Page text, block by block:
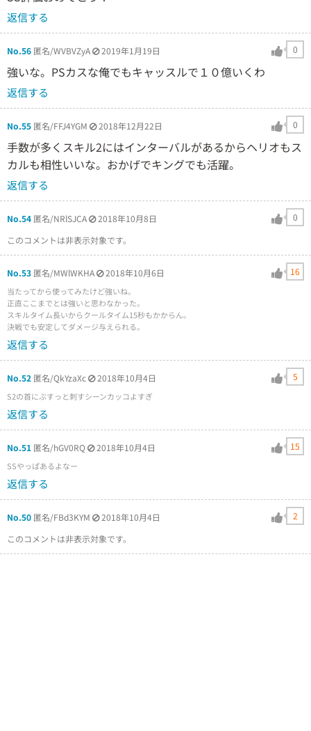
返信する
No.56 匿名/WVBVZyA 2019年1月19日 0
強いな。PSカスな俺でもキャッスルで１０億いくわ
返信する
No.55 匿名/FFJ4YGM 2018年12月22日 0
手数が多くスキル2にはインターバルがあるからヘリオもス
カルも相性いいな。おかげでキングでも活躍。
返信する
No.54 匿名/NRlSJCA 2018年10月8日
0
このコメントは非表示対象です。
No.53 匿名/MWlWKHA 2018年10月6日 16
当たってから使ってみたけど強いね。
正直ここまでとは強いと思わなかった。
スキルタイム長いからクールタイム15秒もかからん。
決戦でも安定してダメージ与えられる。
返信する
No.52 匿名/QkYzaXc 2018年10月4日 5
S2の首にぶすっと刺すシーンカッコよすぎ
返信する
No.51 匿名/hGV0RQ 2018年10月4日 15
SSやっぱあるよなー
返信する
No.50 匿名/FBd3KYM 2018年10月4日
2
このコメントは非表示対象です。